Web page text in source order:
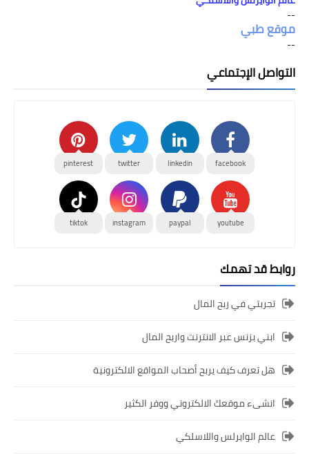
--
موقع طبي
--
التواصل الإجتماعي
facebook
linkedin
twitter
pinterest
youtube
paypal
instagram
tiktok
روابط قد تهمك
تجربتي في ربح المال
ابني بزنس عبر الانترنت واربح المال
هل تعرف كيف يربح أصحاب المواقع الالكترونية
انشىء موقعك الالكتروني ووفر الكثير
عالم الوايرلس واللاسلكي